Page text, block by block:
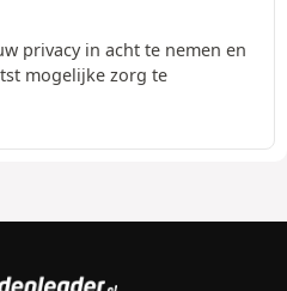
privacy in acht te nemen en
mogelijke zorg te